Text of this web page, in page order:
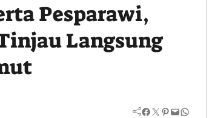
Pesparawi,
Langsung
Facebook Twitter Pinterest Mail WhatsApp